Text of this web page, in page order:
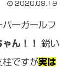
2020.09.19
ーガールフ
ん！！ 鋭い
柱ですが実は